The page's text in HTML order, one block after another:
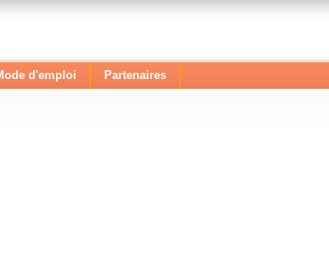
d'emploi Partenaires